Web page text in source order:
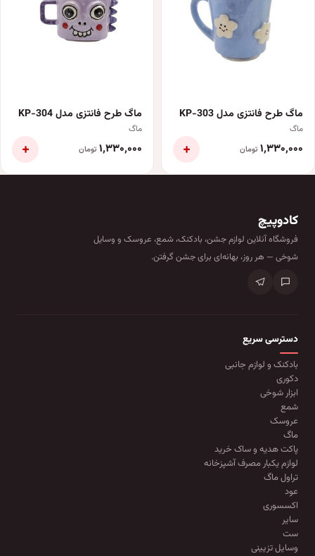
ماگ طرح فانتزی مدل KP-303
ماگ
۱٬۳۳۰٬۰۰۰ تومان +
ماگ طرح فانتزی مدل KP-304
ماگ
۱٬۳۳۰٬۰۰۰ تومان +
کادوپیچ
فروشگاه آنلاین لوازم جشن، بادکنک، شمع، عروسک و وسایل
شوخی — هر روز، بهانه‌ای برای جشن گرفتن.
دسترسی سریع
بادکنک و لوازم جانبی
دکوری
ابزار شوخی
شمع
عروسک
ماگ
پاکت هدیه و ساک خرید
لوازم یکبار مصرف آشپزخانه
تراول ماگ
عود
اکسسوری
سایر
ست
وسایل تزیینی